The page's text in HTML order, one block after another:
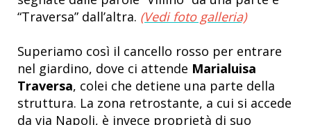
“Traversa” dall’altra. (Vedi foto galleria)
Superiamo così il cancello rosso per entrare
nel giardino, dove ci attende Marialuisa
Traversa, colei che detiene una parte della
struttura. La zona retrostante, a cui si accede
da via Napoli, è invece proprietà di suo